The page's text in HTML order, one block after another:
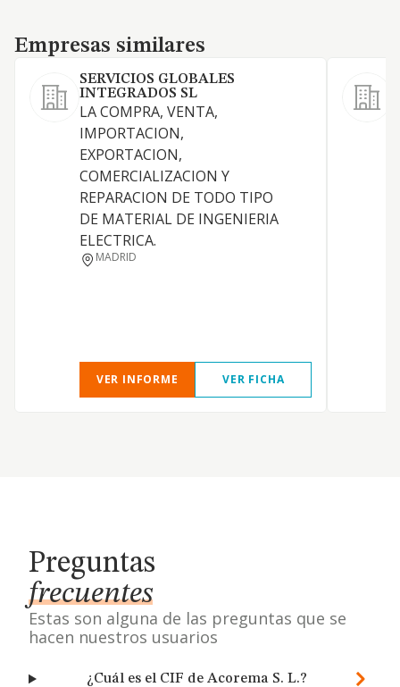
Empresas similares
Empresas similares
SERVICIOS GLOBALES
INTEGRADOS SL
LA COMPRA, VENTA,
IMPORTACION,
EXPORTACION,
COMERCIALIZACION Y
REPARACION DE TODO TIPO
DE MATERIAL DE INGENIERIA
ELECTRICA.
MADRID
VER INFORME VER FICHA
Preguntas
frecuentes
Estas son alguna de las preguntas que se
hacen nuestros usuarios
¿Cuál es el CIF de Acorema S. L.?